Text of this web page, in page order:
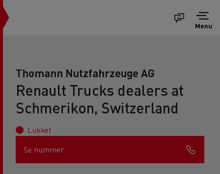
Menu
Thomann Nutzfahrzeuge AG
Renault Trucks dealers at
Schmerikon, Switzerland
Lukket
Se nummer